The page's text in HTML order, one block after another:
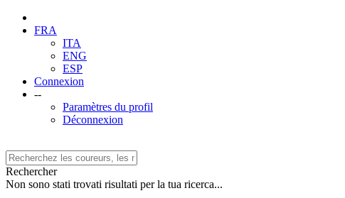
FRA
ITA
ENG
ESP
Connexion
--
Paramètres du profil
Déconnexion
Rechercher
Non sono stati trovati risultati per la tua ricerca...